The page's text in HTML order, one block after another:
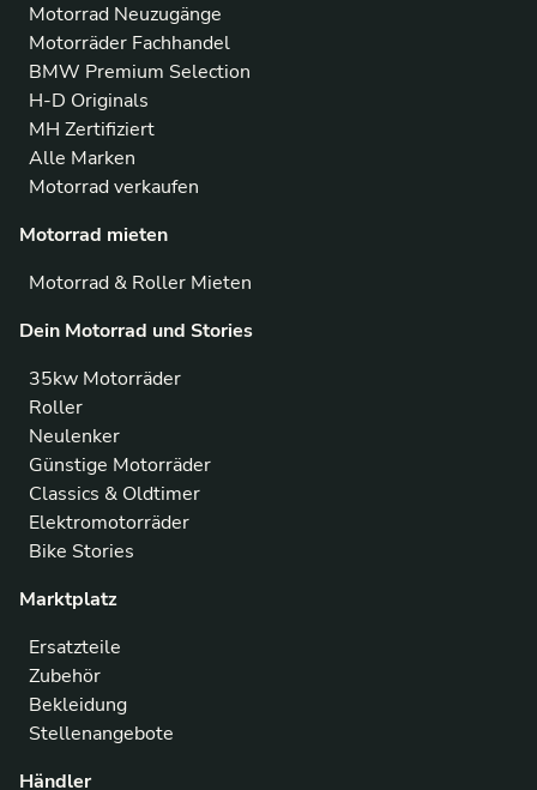
Motorrad Neuzugänge
Motorräder Fachhandel
BMW Premium Selection
H-D Originals
MH Zertifiziert
Alle Marken
Motorrad verkaufen
Motorrad mieten
Motorrad & Roller Mieten
Dein Motorrad und Stories
35kw Motorräder
Roller
Neulenker
Günstige Motorräder
Classics & Oldtimer
Elektromotorräder
Bike Stories
Marktplatz
Ersatzteile
Zubehör
Bekleidung
Stellenangebote
Händler